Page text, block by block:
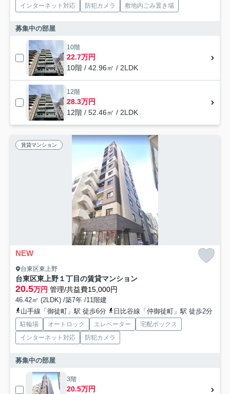
インターネット対応 防犯カメラ 敷地内ごみ置き場
募集中の部屋
10階
22.7万円
10階 / 42.96㎡ / 2LDK
12階
28.3万円
12階 / 52.46㎡ / 2LDK
賃貸マンション
NEW
台東区東上野
台東区東上野１丁目の賃貸マンション
20.5万円 管理/共益費15,000円
46.42㎡ (2LDK) /築7年 /11階建
山手線「御徒町」駅 徒歩6分
日比谷線「仲御徒町」駅 徒歩2分
駐輪場 オートロック エレベーター
宅配ボックス
インターネット対応
防犯カメラ
募集中の部屋
3階
20.5万円